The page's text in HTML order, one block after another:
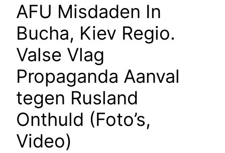
AFU Misdaden In
Bucha, Kiev Regio.
Valse Vlag
Propaganda Aanval
tegen Rusland
Onthuld (Foto’s,
Video)